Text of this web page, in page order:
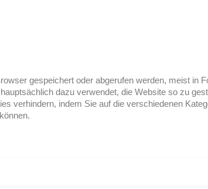
gespeichert oder abgerufen werden, meist
dazu verwendet, die Website so zu
verhindern, indem Sie auf die verschiedenen